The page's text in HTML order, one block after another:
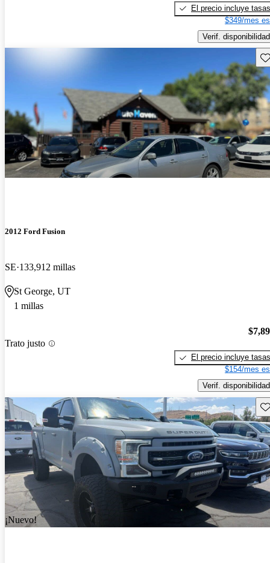
El precio incluye tasas
$349/mes
Verif. disponibilidad
2012 Ford Fusion
SE 133,912 millas
St George, UT
1 millas
Trato justo
El precio incluye tasas
$154/mes
Verif. disponibilidad
¡Nuevo!